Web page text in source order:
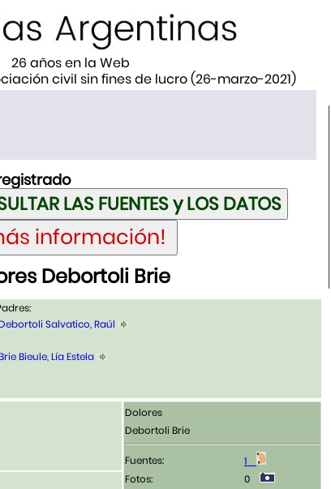
26 años en la Web
civil sin fines de lucro (26-marzo-2021)
Debortoli Brie
Salvatico, Raúl
Bieule, Lía Estela
Dolores
Debortoli Brie
Fuentes:
1
Fotos:
0